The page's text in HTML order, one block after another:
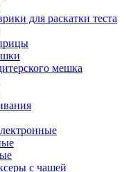
для раскатки теста
мешка
с чашей